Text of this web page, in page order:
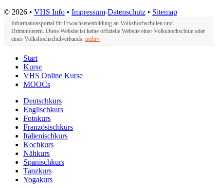
© 2026 • VHS Info • Impressum-Datenschutz • Sitemap
Informationsportal für Erwachsenenbildung an Volkshochschulen und
Drittanbietern. Diese Website ist keine offizielle Website einer Volkshochschule oder
eines Volkshochschulverbands. mehr»
Start
Kurse
VHS Online Kurse
MOOCs
Deutschkurs
Englischkurs
Fotokurs
Französischkurs
Italienischkurs
Kochkurs
Nähkurs
Spanischkurs
Tanzkurs
Yogakurs